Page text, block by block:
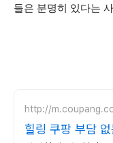
들은 분명히 있다는
http://
힐링 쿠팡 부담 없